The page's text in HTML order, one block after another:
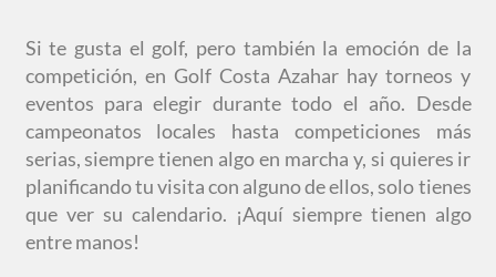
Si te gusta el golf, pero también la emoción de la
competición, en Golf Costa Azahar hay torneos y
eventos para elegir durante todo el año. Desde
campeonatos locales hasta competiciones más
serias, siempre tienen algo en marcha y, si quieres ir
planificando tu visita con alguno de ellos, solo tienes
que ver su calendario. ¡Aquí siempre tienen algo
entre manos!